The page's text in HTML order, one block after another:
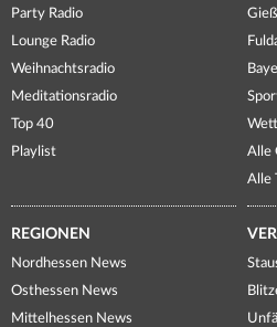
Party Radio
Lounge Radio
Weihnachtsradio
Meditationsradio
Top 40
Playlist
Alle
Alle
REGIONEN
Nordhessen News
Osthessen News
Mittelhessen News